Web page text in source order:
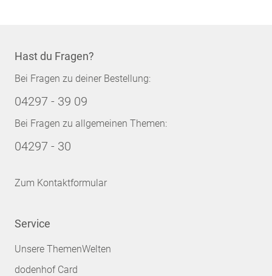
Hast du Fragen?
Bei Fragen zu deiner Bestellung:
04297 - 39 09
Bei Fragen zu allgemeinen Themen:
04297 - 30
Zum Kontaktformular
Service
Unsere ThemenWelten
dodenhof Card